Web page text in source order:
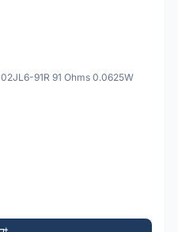
91R 91 Ohms 0.0625W